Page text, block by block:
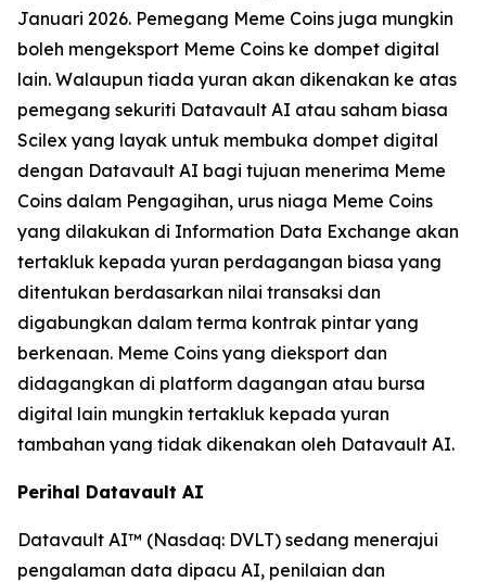
Januari 2026. Pemegang Meme Coins juga mungkin
boleh mengeksport Meme Coins ke dompet digital
lain. Walaupun tiada yuran akan dikenakan ke atas
pemegang sekuriti Datavault AI atau saham biasa
Scilex yang layak untuk membuka dompet digital
dengan Datavault AI bagi tujuan menerima Meme
Coins dalam Pengagihan, urus niaga Meme Coins
yang dilakukan di Information Data Exchange akan
tertakluk kepada yuran perdagangan biasa yang
ditentukan berdasarkan nilai transaksi dan
digabungkan dalam terma kontrak pintar yang
berkenaan. Meme Coins yang dieksport dan
didagangkan di platform dagangan atau bursa
digital lain mungkin tertakluk kepada yuran
tambahan yang tidak dikenakan oleh Datavault AI.
Perihal Datavault AI
Datavault AI™ (Nasdaq: DVLT) sedang menerajui
pengalaman data dipacu AI, penilaian dan